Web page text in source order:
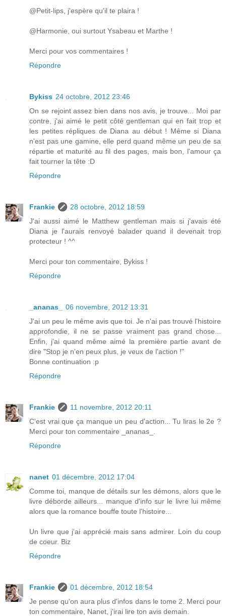
@Petit-lips, j'espère qu'il te plaira !
@Harmonie, oui surtout Ysabeau et Marthe !
Merci pour vos commentaires !
Répondre
Bykiss 24 octobre, 2012 23:46
On se rejoint assez bien dans nos avis, je trouve... Moi par
contre, j'ai aimé le petit côté gentleman qui en fait trop et
les petites répliques de Diana au début ! Même si Diana
n'est pas une gamine, elle perd quand même un peu de sa
répartie et maturité au fil des pages, mais bon, l'amour ça
fait tourner la tête :D
Répondre
Frankie
28 octobre, 2012 18:59
J'ai aussi aimé le Matthew gentleman mais si j'avais été
Diana je l'aurais renvoyé balader quand il devenait trop
protecteur ! ^^
Merci pour ton commentaire, Bykiss !
Répondre
_ananas_
06 novembre, 2012 13:31
J'ai un peu le même avis que toi. Je n'ai pas trouvé l'histoire
approfondie, il ne se passe vraiment pas grand chose...
Enfin, j'ai quand même aimé la première partie avant de
dire "Stop je n'en peux plus, je veux de l'action !"
Bonne continuation :p
Répondre
Frankie
11 novembre, 2012 20:11
C'est vrai que ça manque un peu d'action... Tu liras le 2e ?
Merci pour ton commentaire _ananas_.
Répondre
nanet 01 décembre, 2012 17:04
Comme toi, manque de détails sur les démons, alors que le
livre déborde ailleurs... manque d'info sur le livre lui même
alors que la romance bouffe toute l'histoire...
Un livre que j'ai apprécié mais sans admirer. Loin du coup
de coeur. Biz
Répondre
Frankie
01 décembre, 2012 18:54
Je pense qu'on aura plus d'infos dans le tome 2. Merci pour
ton commentaire, Nanet, j'irai lire ton avis demain.